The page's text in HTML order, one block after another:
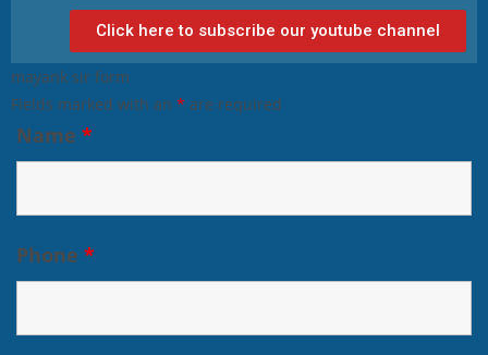
Click here to subscribe our youtube channel
mayank sir form
Fields marked with an * are required
Name *
Phone *